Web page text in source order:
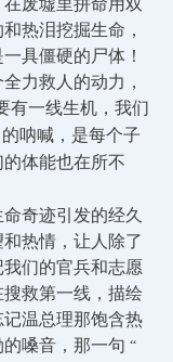
废墟里拼命用双
热泪挖掘生命，
具僵硬的尸体！
力救人的动力，
有一线生机，我们
呐喊，是每个子
体能也在所不
奇迹引发的经久
热情，让人除了
们的官兵和志愿
救第一线，描绘
温总理那饱含热
嗓音，那一句 “